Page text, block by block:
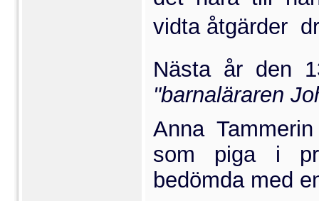
vidta åtgärder 
Nästa år den
"barnalära­ren
Anna
som piga i
bedömda med